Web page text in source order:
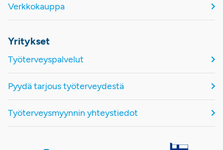
Verkkokauppa
Yritykset
Työterveyspalvelut
Pyydä tarjous työterveydestä
Työterveysmyynnin yhteystiedot